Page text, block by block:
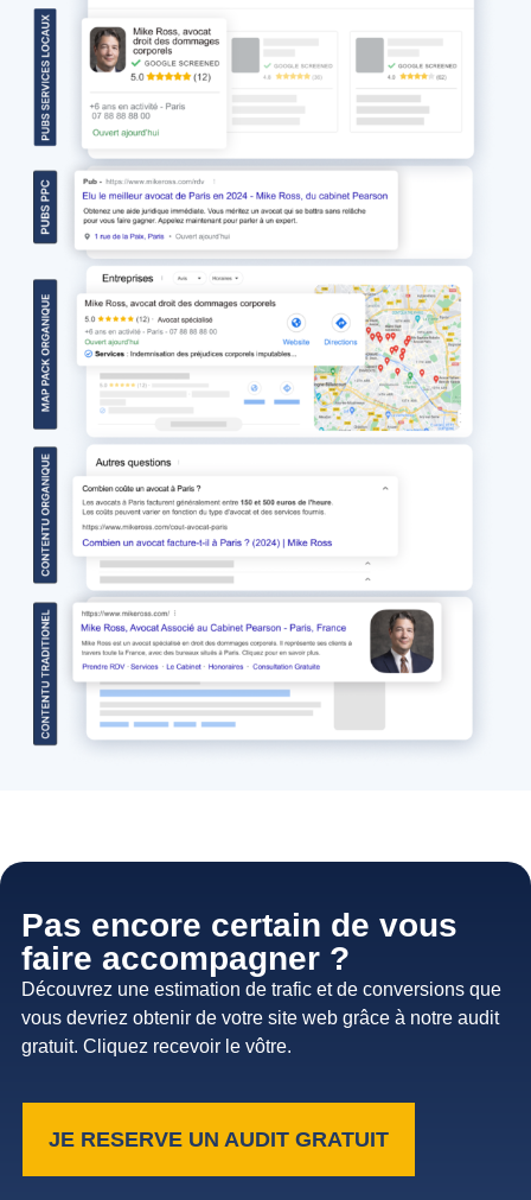
Pas encore certain de vous
faire accompagner ?
Découvrez une estimation de trafic et de conversions que
vous devriez obtenir de votre site web grâce à notre audit
gratuit. Cliquez recevoir le vôtre.
JE RESERVE UN AUDIT GRATUIT